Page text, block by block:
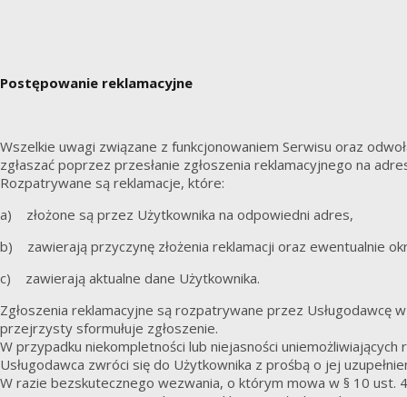
Postępowanie reklamacyjne
Wszelkie uwagi związane z funkcjonowaniem Serwisu oraz
zgłaszać poprzez przesłanie zgłoszenia reklamacyjnego na
Rozpatrywane są reklamacje, które:
a) złożone są przez Użytkownika na odpowiedni adres,
b) zawierają przyczynę złożenia reklamacji oraz ewentualnie
c) zawierają aktualne dane Użytkownika.
Zgłoszenia reklamacyjne są rozpatrywane przez
przejrzysty sformułuje zgłoszenie.
W przypadku niekompletności lub niejasności
Usługodawca zwróci się do Użytkownika z prośbą o jej
W razie bezskutecznego wezwania, o którym mowa w § 10 ust.